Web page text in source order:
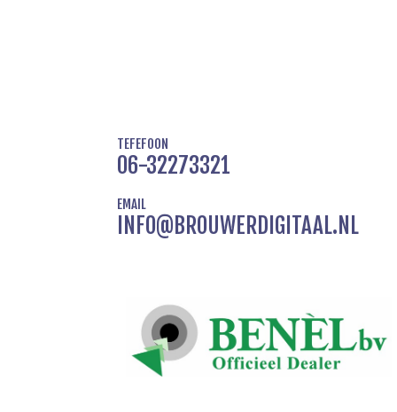
TEFEFOON
06-32273321
EMAIL
INFO@BROUWERDIGITAAL.NL